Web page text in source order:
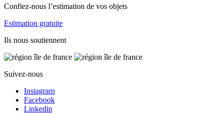
Confiez-nous l’estimation de vos objets
Estimation gratuite
Ils nous soutiennent
Suivez-nous
Instagram
Facebook
Linkedin